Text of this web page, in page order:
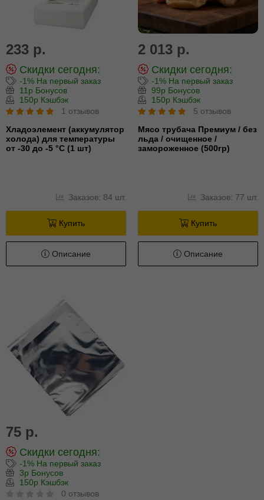
233 р.
Скидки сегодня:
-1% На первый заказ
11р Бонусов
150р Кэшбэк
1 отзывов
Хладоэлемент (аккумулятор
холода) для температуры
от -30 до -5 °С (1 шт)
Заказов: 84 шт.
Купить
Описание
2 013 р.
Скидки сегодня:
-1% На первый заказ
99р Бонусов
150р Кэшбэк
5 отзывов
Мясо трубача Премиум / без
льда / очищенное /
замороженное (500гр)
Заказов: 77 шт.
Купить
Описание
75 р.
Скидки сегодня:
-1% На первый заказ
3р Бонусов
150р Кэшбэк
0 отзывов